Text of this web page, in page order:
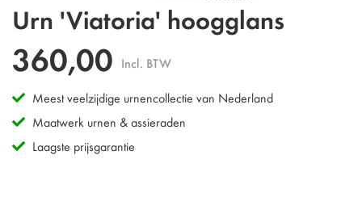
naar
begin
van
afbeeldingen-
gallerij
Urn 'Viatoria' hoogglans
360,00 Incl. BTW
Meest veelzijdige urnencollectie van Nederland
Maatwerk urnen & assieraden
Laagste prijsgarantie